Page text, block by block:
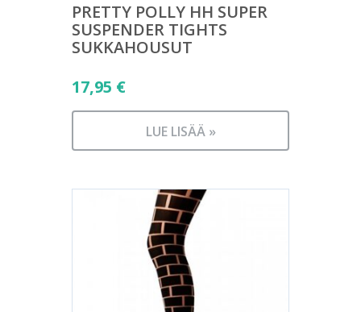
PRETTY POLLY HH SUPER
SUSPENDER TIGHTS
SUKKAHOUSUT
17,95 €
LUE LISÄÄ »